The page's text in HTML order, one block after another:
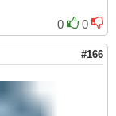
0
0
#166